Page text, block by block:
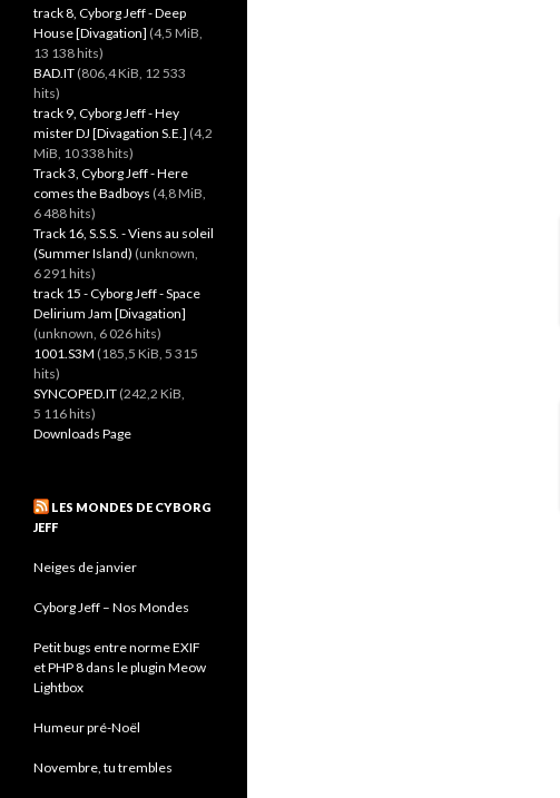
track 8, Cyborg Jeff - Deep
House [Divagation] (4,5 MiB,
13 138 hits)
BAD.IT (806,4 KiB, 12 533
hits)
track 9, Cyborg Jeff - Hey
mister DJ [Divagation S.E.] (4,2
MiB, 10 338 hits)
Track 3, Cyborg Jeff - Here
comes the Badboys (4,8 MiB,
6 488 hits)
Track 16, S.S.S. - Viens au soleil
(Summer Island) (unknown,
6 291 hits)
track 15 - Cyborg Jeff - Space
Delirium Jam [Divagation]
(unknown, 6 026 hits)
1001.S3M (185,5 KiB, 5 315
hits)
SYNCOPED.IT (242,2 KiB,
5 116 hits)
Downloads Page
LES MONDES DE CYBORG
JEFF
Neiges de janvier
Cyborg Jeff – Nos Mondes
Petit bugs entre norme EXIF
et PHP 8 dans le plugin Meow
Lightbox
Humeur pré-Noël
Novembre, tu trembles